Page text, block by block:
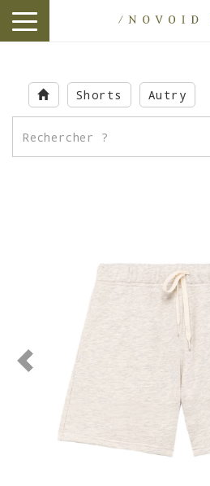
main
content
toggle
Shorts Autry